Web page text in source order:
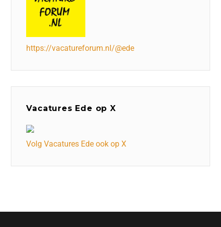
https://vacatureforum.nl/@ede
Vacatures Ede op X
Volg Vacatures Ede ook op X